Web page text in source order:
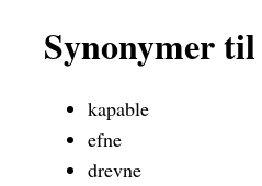
Synonymer
kapable
efne
drevne